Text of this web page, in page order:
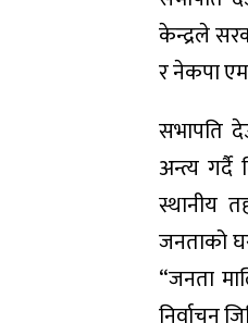
केन्द्रले
र नेकपा
सभापति
अन्त्य गर्दै
स्थानीय
जनताको
“जनता